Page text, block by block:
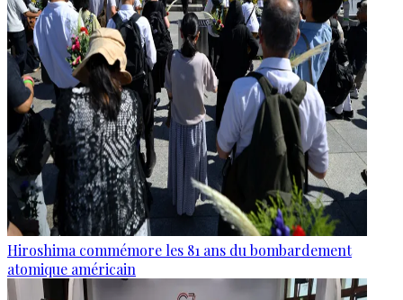
Hiroshima commémore les 81 ans du bombardement
atomique américain